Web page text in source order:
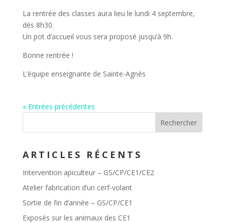
La rentrée des classes aura lieu le lundi 4 septembre,
dès 8h30.
Un pot d’accueil vous sera proposé jusqu’à 9h.
Bonne rentrée !
L’équipe enseignante de Sainte-Agnès
« Entrées précédentes
ARTICLES RÉCENTS
Intervention apiculteur – GS/CP/CE1/CE2
Atelier fabrication d’un cerf-volant
Sortie de fin d’année – GS/CP/CE1
Exposés sur les animaux des CE1